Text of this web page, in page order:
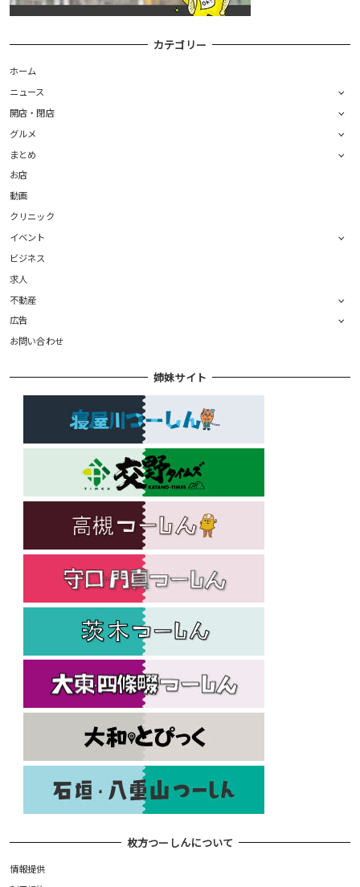
カテゴリー
ホーム
ニュース
開店・閉店
グルメ
まとめ
お店
動画
クリニック
イベント
ビジネス
求人
不動産
広告
お問い合わせ
姉妹サイト
枚方つーしんについて
情報提供